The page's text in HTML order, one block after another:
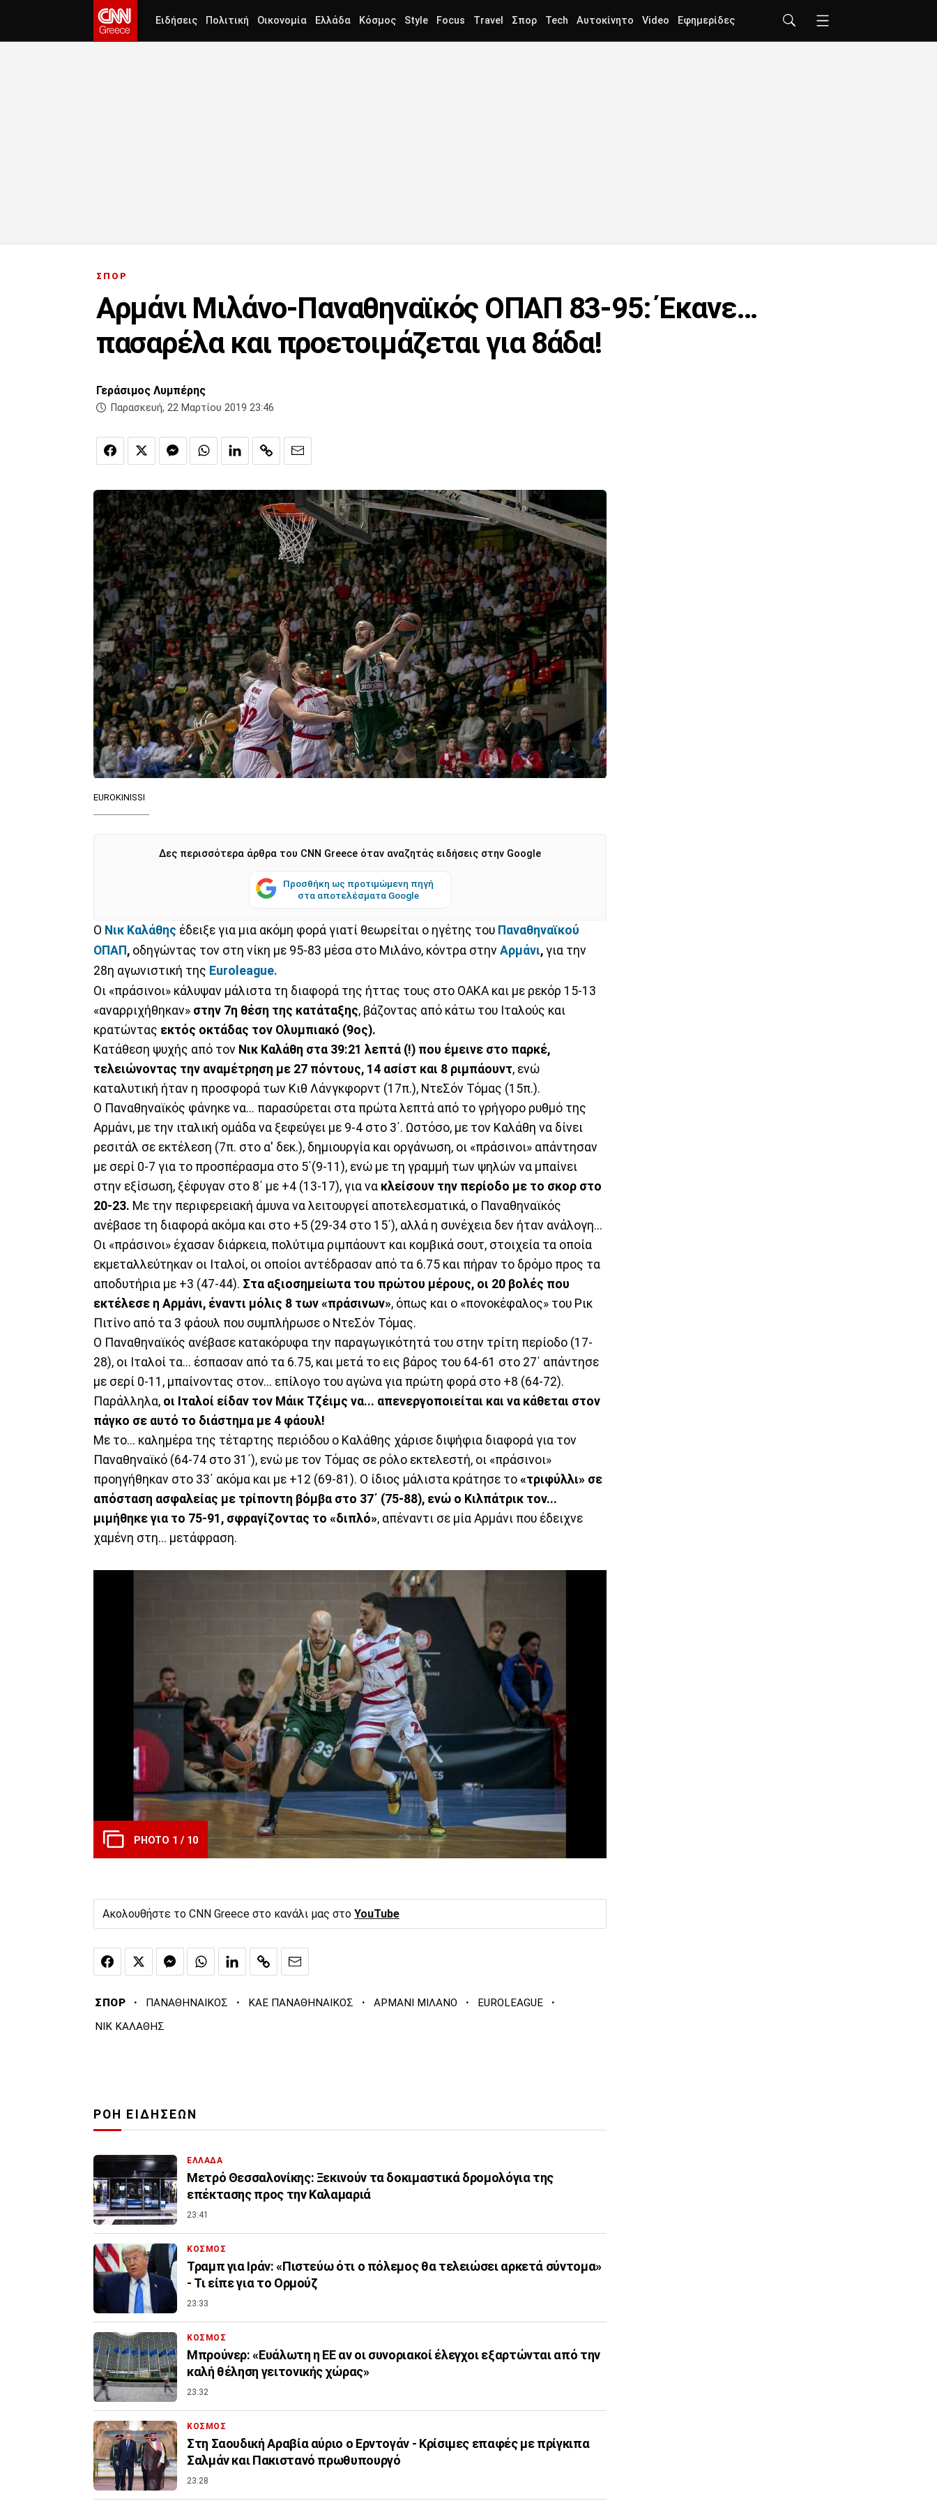
Ειδήσεις Πολιτική Οικονομία Ελλάδα Κόσμος Style Focus Travel Σπορ Tech Αυτοκίνητο Video Εφημερίδες
ΣΠΟΡ
Αρμάνι Μιλάνο-Παναθηναϊκός ΟΠΑΠ 83-95: Έκανε…
πασαρέλα και προετοιμάζεται για 8άδα!
Γεράσιμος Λυμπέρης
Παρασκευή, 22 Μαρτίου 2019 23:46
EUROKINISSI
Δες περισσότερα άρθρα του CNN Greece όταν αναζητάς ειδήσεις στην Google
Προσθήκη ως προτιμώμενη πηγή
στα αποτελέσματα Google
Ο Νικ Καλάθης έδειξε για μια ακόμη φορά γιατί θεωρείται ο ηγέτης του Παναθηναϊκού
ΟΠΑΠ, οδηγώντας τον στη νίκη με 95-83 μέσα στο Μιλάνο, κόντρα στην Αρμάνι, για την
28η αγωνιστική της Euroleague.
Οι «πράσινοι» κάλυψαν μάλιστα τη διαφορά της ήττας τους στο ΟΑΚΑ και με ρεκόρ 15-13
«αναρριχήθηκαν» στην 7η θέση της κατάταξης, βάζοντας από κάτω του Ιταλούς και
κρατώντας εκτός οκτάδας τον Ολυμπιακό (9ος).
Κατάθεση ψυχής από τον Νικ Καλάθη στα 39:21 λεπτά (!) που έμεινε στο παρκέ,
τελειώνοντας την αναμέτρηση με 27 πόντους, 14 ασίστ και 8 ριμπάουντ, ενώ
καταλυτική ήταν η προσφορά των Κιθ Λάνγκφορντ (17π.), ΝτεΣόν Τόμας (15π.).
Ο Παναθηναϊκός φάνηκε να... παρασύρεται στα πρώτα λεπτά από το γρήγορο ρυθμό της
Αρμάνι, με την ιταλική ομάδα να ξεφεύγει με 9-4 στο 3΄. Ωστόσο, με τον Καλάθη να δίνει
ρεσιτάλ σε εκτέλεση (7π. στο α' δεκ.), δημιουργία και οργάνωση, οι «πράσινοι» απάντησαν
με σερί 0-7 για το προσπέρασμα στο 5΄(9-11), ενώ με τη γραμμή των ψηλών να μπαίνει
στην εξίσωση, ξέφυγαν στο 8΄ με +4 (13-17), για να κλείσουν την περίοδο με το σκορ στο
20-23. Με την περιφερειακή άμυνα να λειτουργεί αποτελεσματικά, ο Παναθηναϊκός
ανέβασε τη διαφορά ακόμα και στο +5 (29-34 στο 15΄), αλλά η συνέχεια δεν ήταν ανάλογη...
Οι «πράσινοι» έχασαν διάρκεια, πολύτιμα ριμπάουντ και κομβικά σουτ, στοιχεία τα οποία
εκμεταλλεύτηκαν οι Ιταλοί, οι οποίοι αντέδρασαν από τα 6.75 και πήραν το δρόμο προς τα
αποδυτήρια με +3 (47-44). Στα αξιοσημείωτα του πρώτου μέρους, οι 20 βολές που
εκτέλεσε η Αρμάνι, έναντι μόλις 8 των «πράσινων», όπως και ο «πονοκέφαλος» του Ρικ
Πιτίνο από τα 3 φάουλ που συμπλήρωσε ο ΝτεΣόν Τόμας.
Ο Παναθηναϊκός ανέβασε κατακόρυφα την παραγωγικότητά του στην τρίτη περίοδο (17-
28), οι Ιταλοί τα... έσπασαν από τα 6.75, και μετά το εις βάρος του 64-61 στο 27΄ απάντησε
με σερί 0-11, μπαίνοντας στον... επίλογο του αγώνα για πρώτη φορά στο +8 (64-72).
Παράλληλα, οι Ιταλοί είδαν τον Μάικ Τζέιμς να... απενεργοποιείται και να κάθεται στον
πάγκο σε αυτό το διάστημα με 4 φάουλ!
Με το... καλημέρα της τέταρτης περιόδου ο Καλάθης χάρισε διψήφια διαφορά για τον
Παναθηναϊκό (64-74 στο 31΄), ενώ με τον Τόμας σε ρόλο εκτελεστή, οι «πράσινοι»
προηγήθηκαν στο 33΄ ακόμα και με +12 (69-81). Ο ίδιος μάλιστα κράτησε το «τριφύλλι» σε
απόσταση ασφαλείας με τρίποντη βόμβα στο 37΄ (75-88), ενώ ο Κιλπάτρικ τον...
μιμήθηκε για το 75-91, σφραγίζοντας το «διπλό», απέναντι σε μία Αρμάνι που έδειχνε
χαμένη στη... μετάφραση.
PHOTO 1 / 10
Ακολουθήστε το CNN Greece στο κανάλι μας στο YouTube
ΣΠΟΡ · ΠΑΝΑΘΗΝΑΙΚΟΣ · ΚΑΕ ΠΑΝΑΘΗΝΑΙΚΟΣ · ΑΡΜΑΝΙ ΜΙΛΑΝΟ · EUROLEAGUE ·
ΝΙΚ ΚΑΛΑΘΗΣ
ΡΟΗ ΕΙΔΗΣΕΩΝ
ΕΛΛΑΔΑ
Μετρό Θεσσαλονίκης: Ξεκινούν τα δοκιμαστικά δρομολόγια της
επέκτασης προς την Καλαμαριά
23:41
ΚΟΣΜΟΣ
Τραμπ για Ιράν: «Πιστεύω ότι ο πόλεμος θα τελειώσει αρκετά σύντομα»
- Τι είπε για το Ορμούζ
23:33
ΚΟΣΜΟΣ
Μπρούνερ: «Ευάλωτη η ΕΕ αν οι συνοριακοί έλεγχοι εξαρτώνται από την
καλή θέληση γειτονικής χώρας»
23:32
ΚΟΣΜΟΣ
Στη Σαουδική Αραβία αύριο ο Ερντογάν - Κρίσιμες επαφές με πρίγκιπα
Σαλμάν και Πακιστανό πρωθυπουργό
23:28